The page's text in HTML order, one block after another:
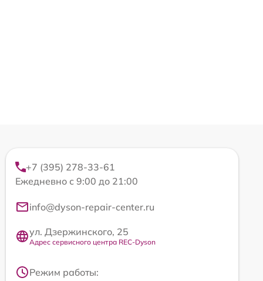
+7 (395) 278-33-61
Ежедневно с 9:00 до 21:00
info@dyson-repair-center.ru
ул. Дзержинского, 25
Адрес сервисного центра REC-Dyson
Режим работы: